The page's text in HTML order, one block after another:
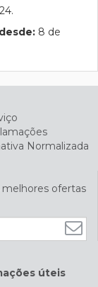
8 de
Normalizada
melhores ofertas
úteis